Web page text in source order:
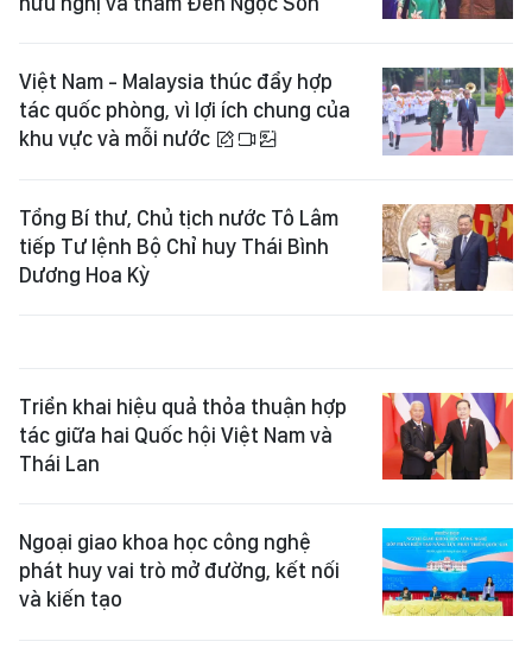
Việt Nam - Malaysia thúc đẩy hợp
tác quốc phòng, vì lợi ích chung của
khu vực và mỗi nước
Tổng Bí thư, Chủ tịch nước Tô Lâm
tiếp Tư lệnh Bộ Chỉ huy Thái Bình
Dương Hoa Kỳ
Triển khai hiệu quả thỏa thuận hợp
tác giữa hai Quốc hội Việt Nam và
Thái Lan
Ngoại giao khoa học công nghệ
phát huy vai trò mở đường, kết nối
và kiến tạo